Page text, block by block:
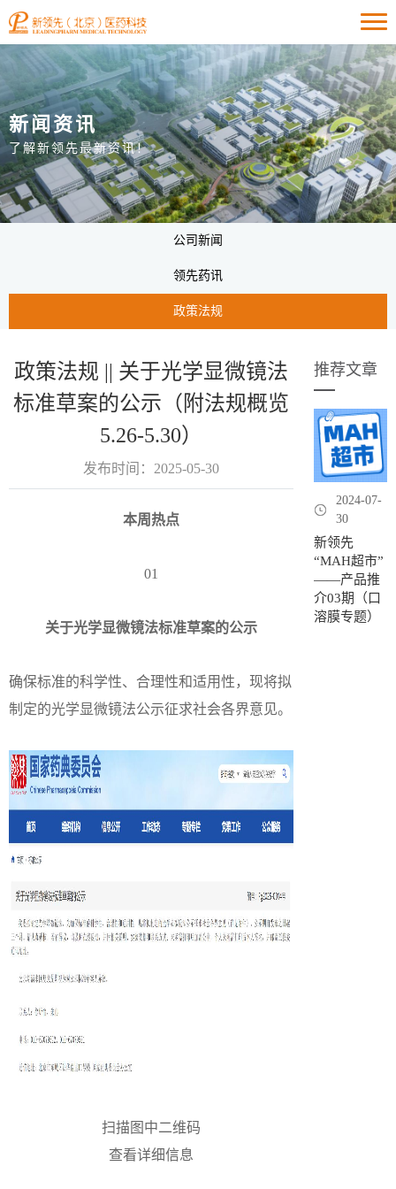
新闻资讯
了解新领先最新资讯！
公司新闻
领先药讯
政策法规
政策法规 || 关于光学显微镜法
标准草案的公示（附法规概览
5.26-5.30）
发布时间：2025-05-30
本周热点
01
关于光学显微镜法标准草案的公示
确保标准的科学性、合理性和适用性，现将拟
制定的光学显微镜法公示征求社会各界意见。
扫描图中二维码
查看详细信息
推荐文章
2024-07-
30
新领先
“MAH超市”
——产品推
介03期（口
溶膜专题）